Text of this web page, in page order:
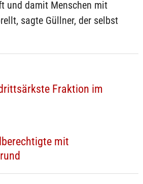
und damit Menschen mit
sagte Güllner, der selbst
Fraktion im
mit